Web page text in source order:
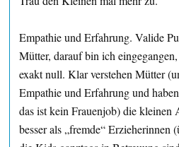
Empathie und Erfahrung. Valide
Mütter, darauf bin ich
exakt null. Klar verstehen Mütter
Empathie und Erfahrung und
das ist kein Frauenjob) die kleinen
besser als „fremde“ Erzieherinnen